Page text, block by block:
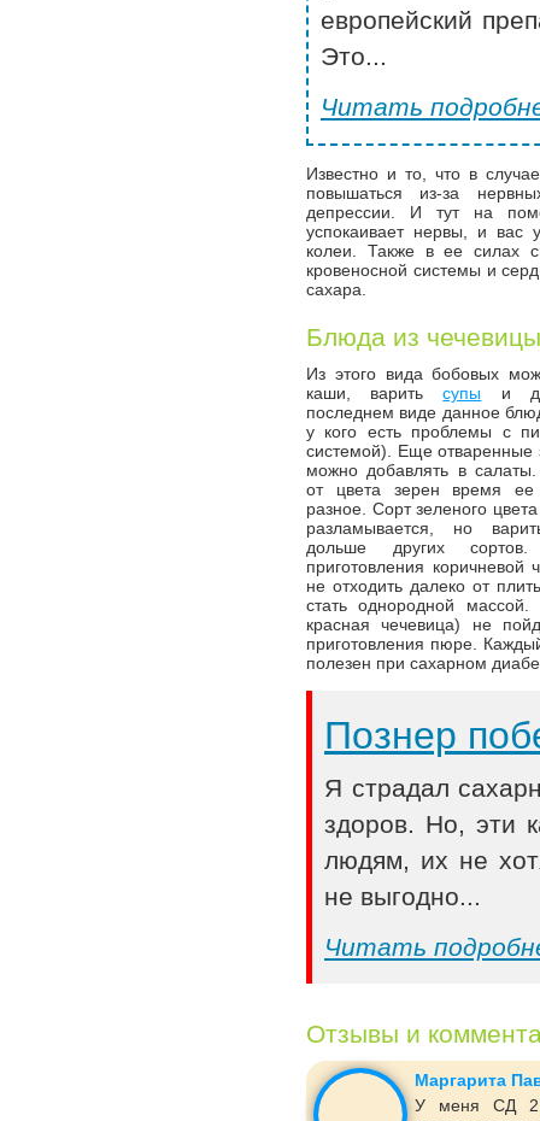
европейский
Это...
Читать
Известно и то, что в
повышаться из-за
депрессии. И тут на
успокаивает нервы, и вас
колеи. Также в ее силах
кровеносной системы и
сахара.
Блюда из
Из этого вида бобовых
каши, варитьсупы и
последнем виде данное
у кого есть проблемы с
системой). Еще отваренные
можно добавлять в
от цвета зерен время ее
разное. Сорт зеленого
разламывается, но
дольше других
приготовления коричневой
не отходить далеко от
стать однородной
красная чечевица) не
приготовления пюре.
полезен при сахарном
Познер
Я страдал
здоров. Но, эти
людям, их не
не выгодно...
Читать
Отзывы и
Маргарита
У меня СД 2